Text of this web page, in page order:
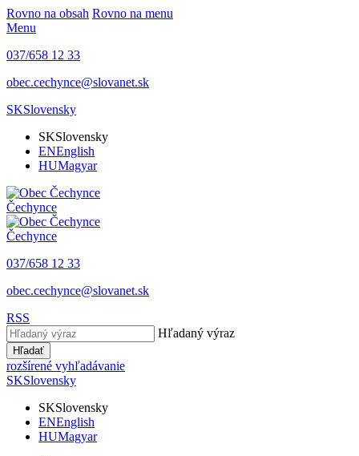
Rovno na obsah Rovno na menu
Menu
037/658 12 33
obec.cechynce@slovanet.sk
SKSlovensky
SKSlovensky
ENEnglish
HUMagyar
Čechynce
Čechynce
037/658 12 33
obec.cechynce@slovanet.sk
RSS
Hľadaný výraz
Hľadať
rozšírené vyhľadávanie
SKSlovensky
SKSlovensky
ENEnglish
HUMagyar